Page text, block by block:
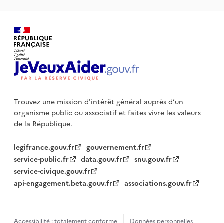
Trouvez une mission d'intérêt général auprès d’un
organisme publicou associatif et faites vivre les valeurs
de la République.
legifrance.gouv.fr
gouvernement.fr
service-public.fr
data.gouv.fr
snu.gouv.fr
service-civique.gouv.fr
api-engagement.beta.gouv.fr
associations.gouv.fr